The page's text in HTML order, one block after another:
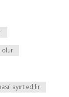
olur
ayırt edilir